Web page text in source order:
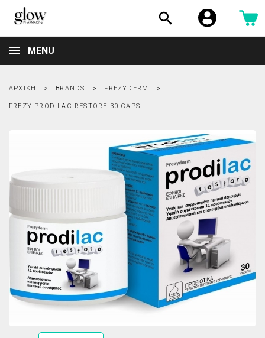

MENU
ΑΡΧΙΚΉ BRANDS FREZYDERM
FREZY PRODILAC RESTORE 30 CAPS